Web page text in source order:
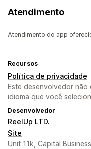
Atendimento
Atendimento do app
Recursos
Política de privacidade
Este desenvolvedor
idioma que você
Desenvolvedor
ReelUp LTD.
Site
Unit 11k, Capital